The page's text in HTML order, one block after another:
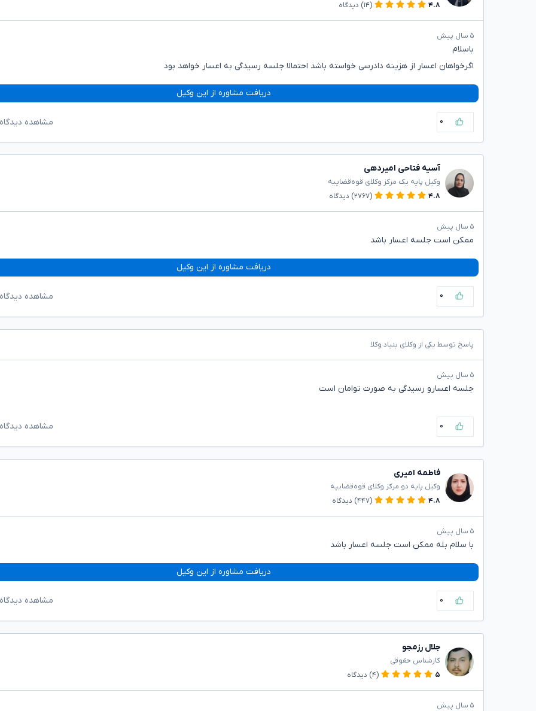
۴.۸
(۱۴) دیدگاه
۵ سال پیش
باسلام
اگرخواهان اعسار از هزینه دادرسی خواسته باشد احتمالا جلسه رسیدگی به اعسار خواهد بود
دریافت مشاوره از این وکیل
۰ مشاهده
آسیه فتاحی امیردهی
وکیل پایه یک مرکز وکلای قوه‌قضاییه
۴.۸
(۲۷۶۷) دیدگاه
۵ سال پیش
ممکن است جلسه اعسار باشد
دریافت مشاوره از این وکیل
۰ مشاهده
پاسخ توسط یکی از وکلای بنیاد وکلا
۵ سال پیش
جلسه اعسارو رسیدگی به صورت توامان است
۰ مشاهده
فاطمه امیری
وکیل پایه دو مرکز وکلای قوه‌قضاییه
۴.۸
(۴۴۷) دیدگاه
۵ سال پیش
با سلام بله ممکن است جلسه اعسار باشد
دریافت مشاوره از این وکیل
۰ مشاهده
جلال رزمجو
کارشناس حقوقی
۵
(۴) دیدگاه
۵ سال پیش